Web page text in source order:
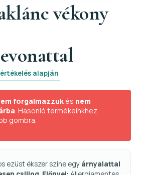
vékony
alapján
forgalmazzuk és nem
. Hasonló termékeinkhez
gombra.
ezüst ékszer színe egy árnyalattal